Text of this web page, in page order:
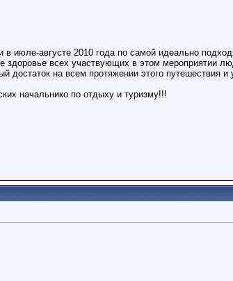
в июле-августе 2010 года по самой идеально
всех участвующих в этом мероприятии
достаток на всем протяжении этого путешествия
начальнико по отдыху и туризму!!!